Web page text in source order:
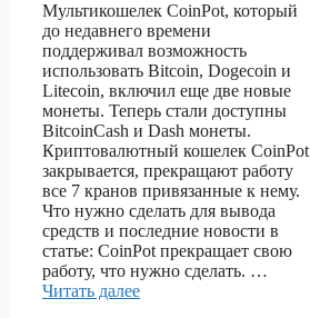
Мультикошелек CoinPot, который
до недавнего времени
поддерживал возможность
использовать Bitcoin, Dogecoin и
Litecoin, включил еще две новые
монеты. Теперь стали доступны
BitcoinCash и Dash монеты.
Криптовалютный кошелек CoinPot
закрывается, прекращают работу
все 7 кранов привязанные к нему.
Что нужно сделать для вывода
средств и последние новости в
статье: CoinPot прекращает свою
работу, что нужно сделать. …
Читать далее